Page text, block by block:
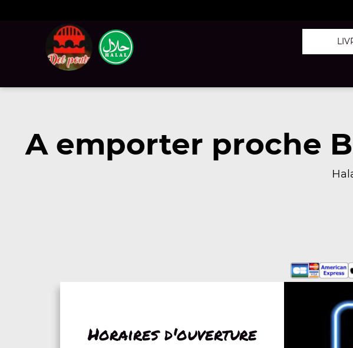
A emporter proche
Horaires d'ouverture